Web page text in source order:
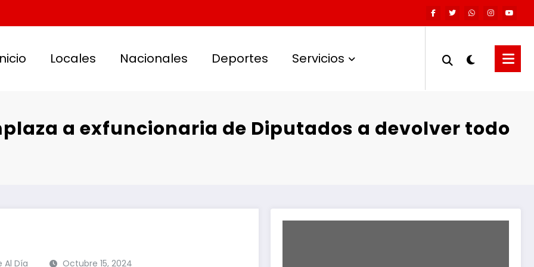
Locales Nacionales Deportes Servicios
a exfuncionaria de Diputados a devolver todo
Al Día Octubre 15, 2024